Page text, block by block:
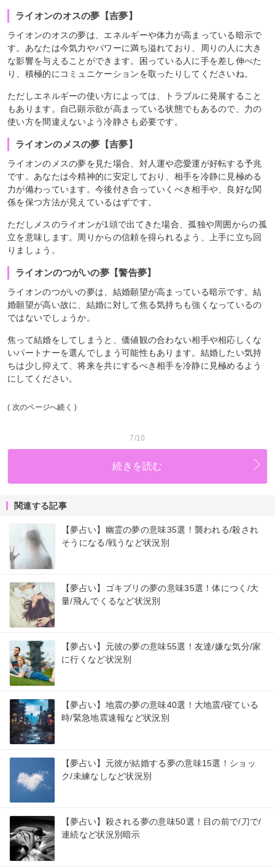
ライオンのオスの夢【吉夢】
ライオンのオスの夢は、エネルギーや体力が高まっている暗示で
す。あなたは今気力やパワーに満ち溢れており、周りの人に大き
な影響を与えることができます。困っている人に手を差し伸べた
り、積極的にコミュニケーションを取ったりしてくださいね。
ただしエネルギーの使い方によっては、トラブルに発展すること
もあります。自己顕示欲が高まっている状態でもあるので、力の
使い方を間違えないよう冷静さも必要です。
ライオンのメスの夢【吉夢】
ライオンのメスの夢を見た場合、対人運や恋愛運が好転する予兆
です。あなたは今精神的に安定しており、相手を冷静に見極める
力が備わっています。今後付き合っていくべき相手や、良好な関
係を保つ方法が見えているはずです。
ただしメスのライオンが1頭で出てきた場合、孤独や周囲からの孤
立を意味します。周りからの信頼を得られるよう、上手に立ち回
りましょう。
ライオンのつがいの夢【警告夢】
ライオンのつがいの夢は、結婚願望が高まっている暗示です。結
婚願望が高い故に、結婚に対して焦る気持ちも強くなっているの
ではないでしょうか。
焦って結婚をしてしまうと、価値観の合わない相手や相応しくな
いパートナーを選んでしまう可能性もあります。結婚したい気持
ちは少し抑えて、将来を共にするべき相手を冷静に見極めるよう
にしてください。
( 次のページへ続く )
7/10
続きを読む
関連する記事
【夢占い】幽霊の夢の意味35選！襲われる/殺され
そうになる/戦うなど状況別
【夢占い】ゴキブリの夢の意味35選！体につく/大
量/飛んでくるなど状況別
【夢占い】元彼の夢の意味55選！友達/嫌な気分/家
に行くなど状況別
【夢占い】地震の夢の意味40選！大地震/寝ている
時/緊急地震速報など状況別
【夢占い】元彼が結婚する夢の意味15選！ショッ
ク/未練なしなど状況別
【夢占い】殺される夢の意味50選！目の前で/刀で/
連続など状況別暗示